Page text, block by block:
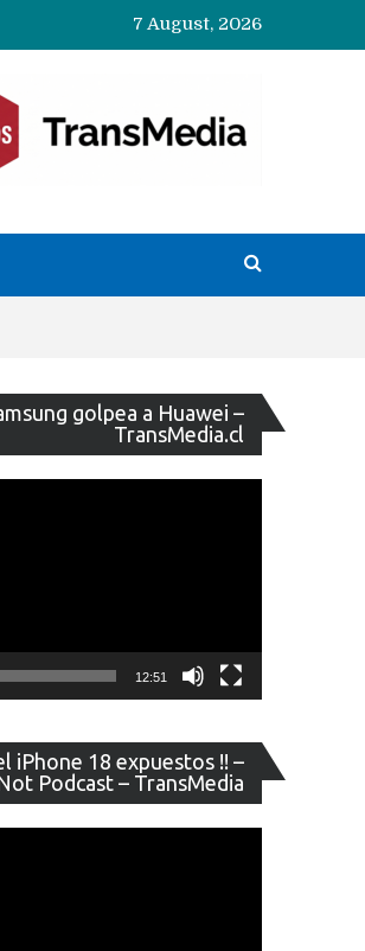
7 August, 2026
golpea a Huawei –
TransMedia.cl
de
vídeo
12:51
iPhone 18 expuestos !! –
Podcast – TransMedia
de
vídeo